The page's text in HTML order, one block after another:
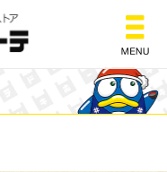
総合ディスカウント